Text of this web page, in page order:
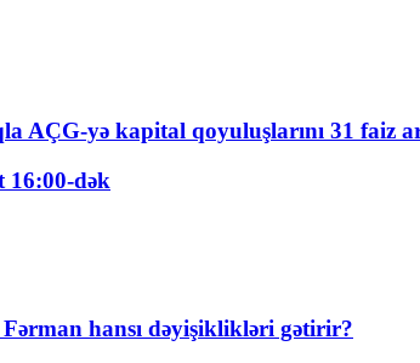
AÇG-yə kapital qoyuluşlarını 31 faiz
16:00-dək
hansı dəyişiklikləri gətirir?